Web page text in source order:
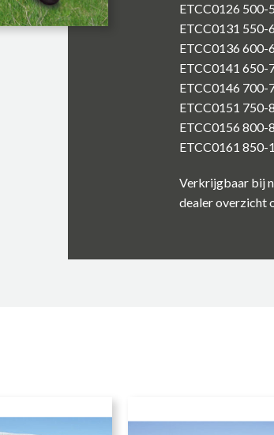
ETCC0126 500-
ETCC0131 550-
ETCC0136 600-
ETCC0141 650-
ETCC0146 700-
ETCC0151 750-
ETCC0156 800-
ETCC0161 850-
Verkrijgbaar bij
dealer overzicht